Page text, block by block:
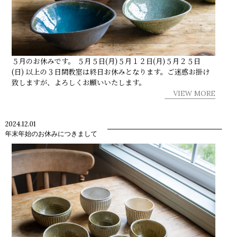
５月のお休みです。 ５月５日(月)５月１２日(月)５月２５日
(日) 以上の３日間教室は終日お休みとなります。ご迷惑お掛け
致しますが、よろしくお願いいたします。
VIEW MORE
2024.12.01
年末年始のお休みにつきまして